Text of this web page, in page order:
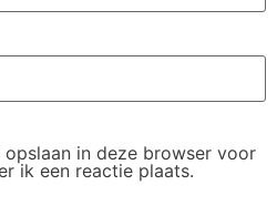
in deze browser voor
ik een reactie plaats.